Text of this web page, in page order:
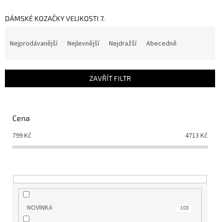
DÁMSKÉ KOZAČKY VELIKOSTI 7.
í
Nejprodávanější Nejlevnější Nejdražší Abecedně
ZAVŘÍT FILTR
Cena
799Kč 4713 Kč
NOVINKA 103